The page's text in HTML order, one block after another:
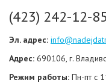
(423) 242-12-85
Эл. адрес:
Адрес: 690106, г.
Режим работы: Пн-пт с